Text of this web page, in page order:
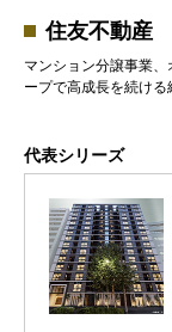
住友不動産
マンション分譲事業
ープで高成長を続ける
代表シリーズ